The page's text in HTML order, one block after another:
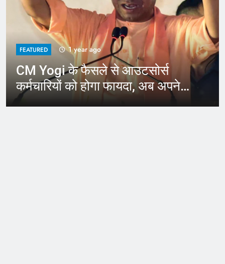
FEATURED 1 year ago
CM Yogi के फैसले से आउटसोर्स
कर्मचारियों को होगा फायदा, अब अपने
जिले में कर सकेंगे काम